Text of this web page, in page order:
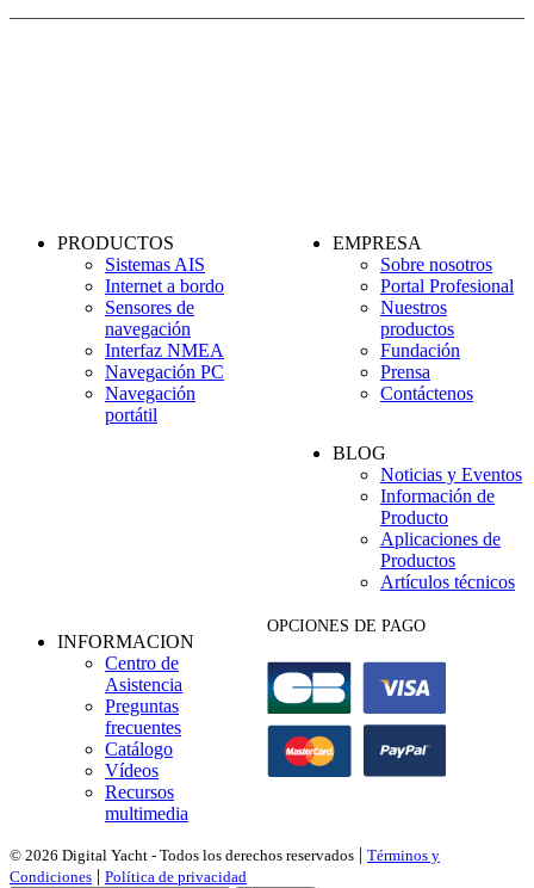
PRODUCTOS
Sistemas AIS
Internet a bordo
Sensores de
navegación
Interfaz NMEA
Navegación PC
Navegación
portátil
EMPRESA
Sobre nosotros
Portal Profesional
Nuestros
productos
Fundación
Prensa
Contáctenos
BLOG
Noticias y Eventos
Información de
Producto
Aplicaciones de
Productos
Artículos técnicos
INFORMACION
Centro de
Asistencia
Preguntas
frecuentes
Catálogo
Vídeos
Recursos
multimedia
OPCIONES DE PAGO
© 2026 Digital Yacht - Todos los derechos reservados | Términos y
Condiciones | Política de privacidad